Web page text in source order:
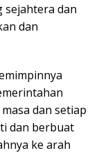
sejahtera dan
dan
dan setiap
dan berbuat
ke arah